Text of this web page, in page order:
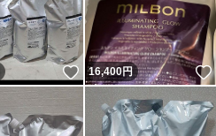
いいね！
16,400円